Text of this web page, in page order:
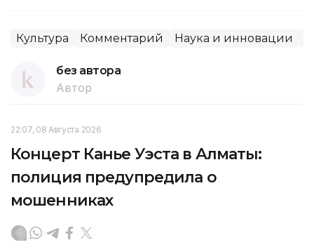
Культура Комментарий Наука и инновации
без автора
Автор
22:07, 08 Августа 2026
Концерт Канье Уэста в Алматы:
полиция предупредила о
мошенниках